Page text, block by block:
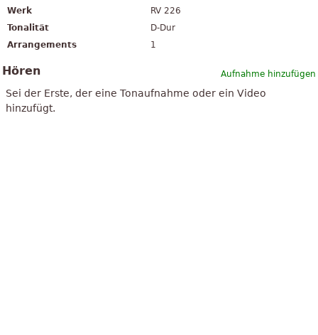
Werk
RV 226
Tonalität
D-Dur
Arrangements
1
Aufnahme hinzufügen
Hören
Sei der Erste, der eine Tonaufnahme oder ein Video
hinzufügt.